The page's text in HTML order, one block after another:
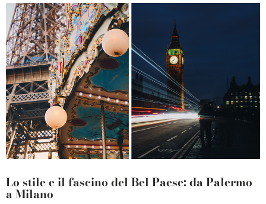
Lo stile e il fascino del Bel Paese: da Palermo
a Milano